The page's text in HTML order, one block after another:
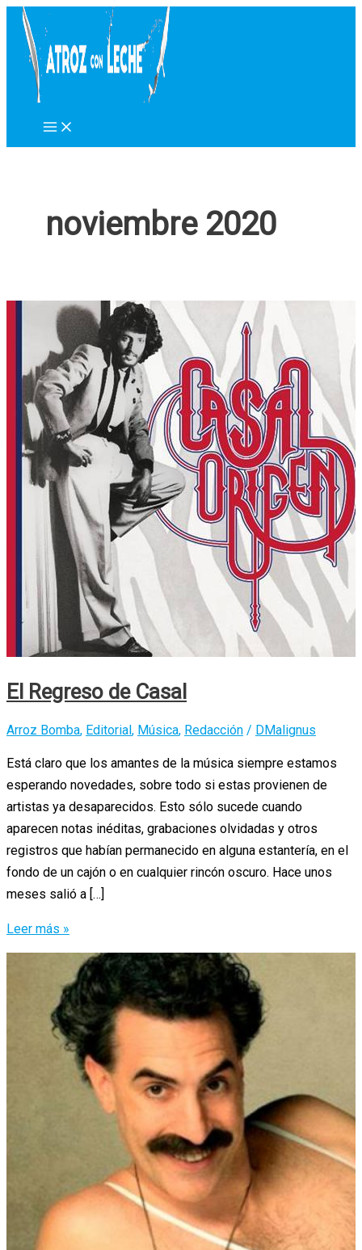
contenido
noviembre 2020
El Regreso de Casal
Arroz Bomba, Editorial, Música, Redacción / DMalignus
Está claro que los amantes de la música siempre estamos
esperando novedades, sobre todo si estas provienen de
artistas ya desaparecidos. Esto sólo sucede cuando
aparecen notas inéditas, grabaciones olvidadas y otros
registros que habían permanecido en alguna estantería, en el
fondo de un cajón o en cualquier rincón oscuro. Hace unos
meses salió a […]
El
Regreso
Leer más »